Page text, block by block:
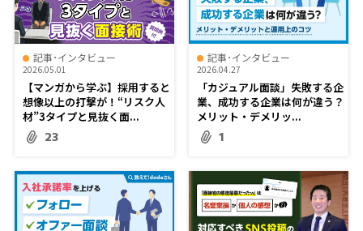
記事･インタビュー
2026.05.01
【マンガから学ぶ】採用すると
想像以上の打撃が！“リスク人
材”3タイプと見抜く面...
23
記事･インタビュー
2026.04.27
「カジュアル面談」失敗する企
業、成功する企業は何が違う？
メリット・デメリッ...
1